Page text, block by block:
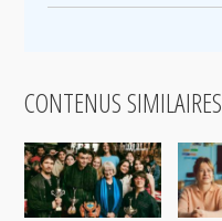
CONTENUS SIMILAIRES